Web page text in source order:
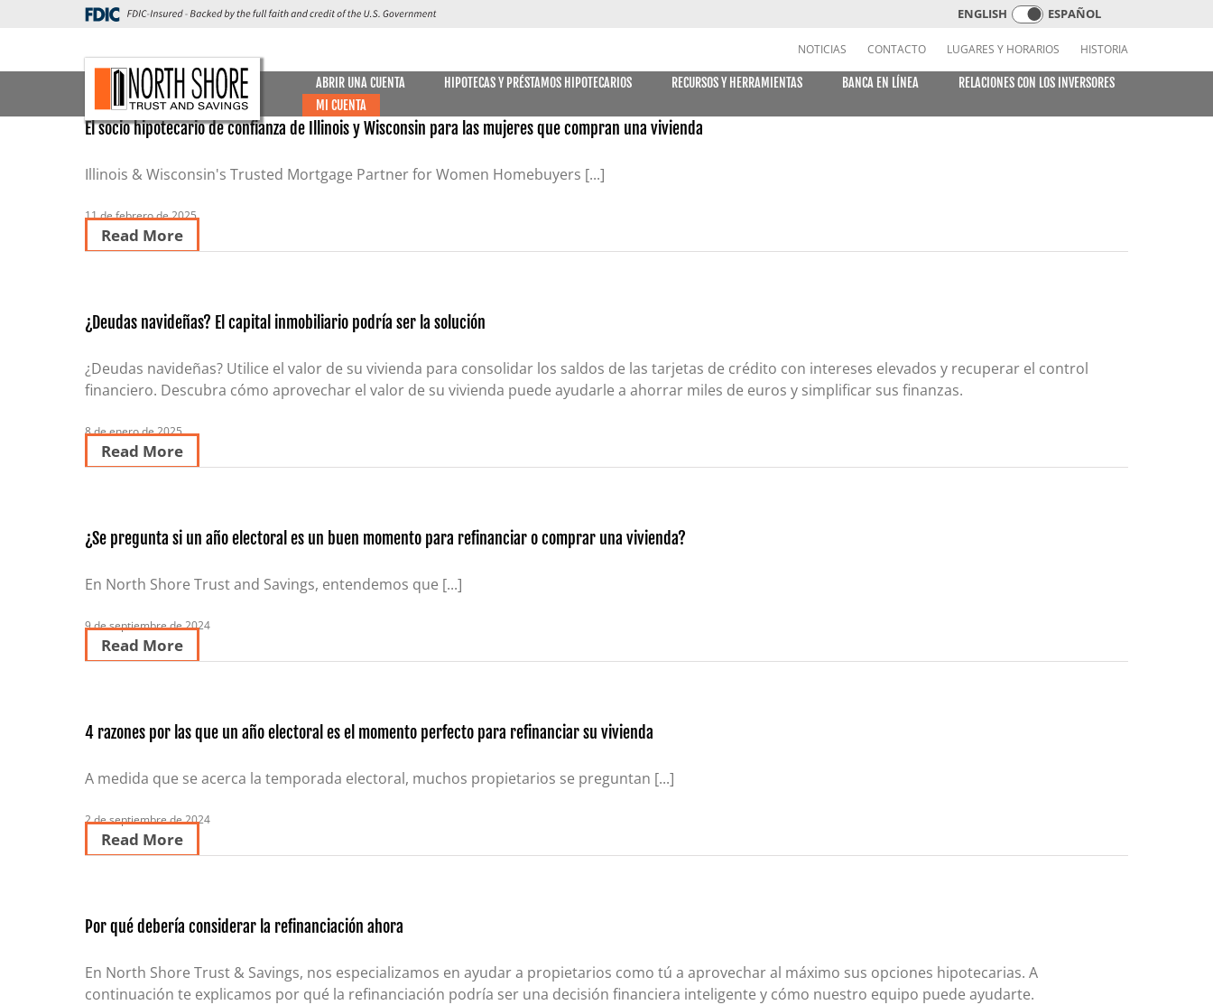
ENGLISH ESPAÑOL
NOTICIAS CONTACTO LUGARES Y HORARIOS HISTORIA
ABRIR UNA CUENTA
CUENTAS CORRIENTES
Cuenta corriente gratuita
Nueva cuenta de cheques
Tarifas de las cuentas corrientes
CUENTAS DE AHORRO y CD
Declaración Ahorro
Cuentas del mercado monetario
Tipos actuales del mercado monetario Tarjeta estándar (Business)
Comisiones para todos los productos de tarjeta
HIPOTECAS Y PRÉSTAMOS HIPOTECARIOS RECURSOS Y HERRAMIENTAS BANCA EN LÍNEA
RELACIONES CON LOS INVERSORES
MI CUENTA
El socio hipotecario de confianza de Illinois y Wisconsin para las mujeres que compran una vivienda
Illinois & Wisconsin's Trusted Mortgage Partner for Women Homebuyers [...]
11 de febrero de 2025
Read More
¿Deudas navideñas? El capital inmobiliario podría ser la solución
¿Deudas navideñas? Utilice el valor de su vivienda para consolidar los saldos de las tarjetas de crédito con intereses elevados y recuperar el control
financiero. Descubra cómo aprovechar el valor de su vivienda puede ayudarle a ahorrar miles de euros y simplificar sus finanzas.
8 de enero de 2025
Read More
¿Se pregunta si un año electoral es un buen momento para refinanciar o comprar una vivienda?
En North Shore Trust and Savings, entendemos que [...]
9 de septiembre de 2024
Read More
4 razones por las que un año electoral es el momento perfecto para refinanciar su vivienda
A medida que se acerca la temporada electoral, muchos propietarios se preguntan [...]
2 de septiembre de 2024
Read More
Por qué debería considerar la refinanciación ahora
En North Shore Trust & Savings, nos especializamos en ayudar a propietarios como tú a aprovechar al máximo sus opciones hipotecarias. A
continuación te explicamos por qué la refinanciación podría ser una decisión financiera inteligente y cómo nuestro equipo puede ayudarte.